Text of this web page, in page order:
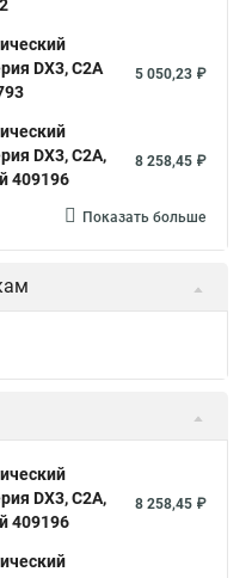
DX3, С2A
5 050,23 ₽
DX3, С2A,
409196
8 258,45 ₽
Показать больше
1 539,17 ₽
407277